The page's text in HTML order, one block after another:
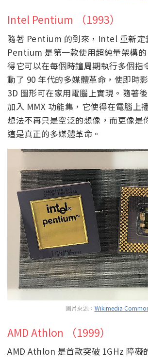
Intel Pentium （1993）
隨著 Pentium 的到來，Intel 重新定
Pentium 是第一款使用超純量架構
得它可以在每個時鐘周期執行多個指
動了 90 年代的多媒體革命，使即時
3D 圖形可在家用電腦上實現。隨著
加入 MMX 功能集，它使得在電腦上
想法不再只是空泛的想像，而更像是
這是真正的多媒體革命。
圖片來源： Wikimedia
AMD Athlon （1999）
AMD Athlon 是首款突破 1GHz 障礙